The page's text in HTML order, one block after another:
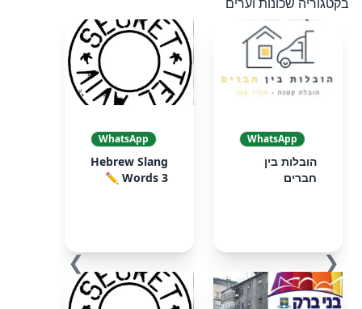
❮
WhatsApp
הובלות בין
חברים
WhatsApp
Hebrew Slang
Words 3 ✏️
❯